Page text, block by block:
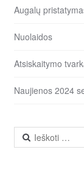
Augalų
Nuolaidos
Atsiskaitymo
Naujienos 2024
Ieškoti: